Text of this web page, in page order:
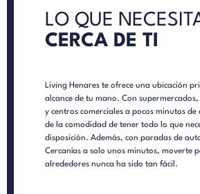
LO QUE
CERCA DE TI
Living Henares te ofrece una ubicación
alcance de tu mano. Con
y centros comerciales a pocos minutos
de la comodidad de tener todo lo que
disposición. Además, con paradas de
Cercanías a solo unos minutos, moverte
alrededores nunca ha sido tan fácil.